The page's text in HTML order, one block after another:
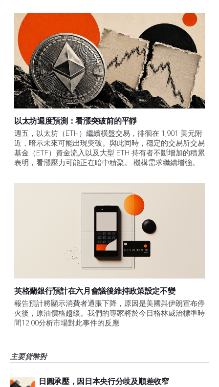
以太坊週度預測：看漲突破前的平靜
週五，以太坊（ETH）繼續橫盤交易，徘徊在 1,901 美元附
近，暗示未來可能出現突破。與此同時，穩定的交易所交易
基金（ETF）資金流入以及大型 ETH 持有者不斷增加的積累
表明，看漲壓力可能正在暗中積聚。 機構需求繼續增強。
英格蘭銀行預計在六月會議後維持政策設定不變
報告預計將顯示消費者通脹下降，原因是美國與伊朗宣布停
火後，原油價格趨緩。我們的專家將於今日格林威治標準時
間12:00分析市場對此事件的反應
主要貨幣對
日圓承壓，因日本央行分歧及順差收窄